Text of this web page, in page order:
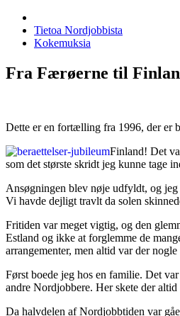
Tietoa Nordjobbista
Kokemuksia
Fra Færøerne til
Dette er en fortælling fra 1996, der er
Finland! Det
som det største skridt jeg kunne tage
Ansøgningen blev nøje udfyldt, og jeg
Vi havde dejligt travlt da solen
Fritiden var meget vigtig, og den
Estland og ikke at forglemme de
arrangementer, men altid var der
Først boede jeg hos en familie. Det
andre Nordjobbere. Her skete der
Da halvdelen af Nordjobbtiden var